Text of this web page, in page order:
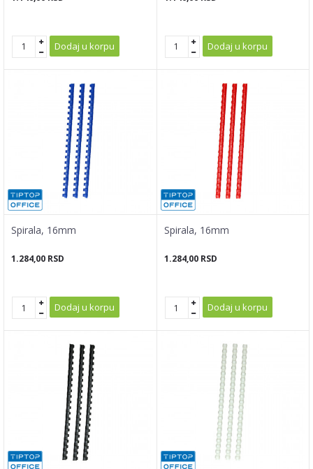
Dodaj u korpu Dodaj u korpu
Spirala, 16mm
1.284,00 RSD
Dodaj u korpu
Spirala, 16mm
1.284,00 RSD
Dodaj u korpu